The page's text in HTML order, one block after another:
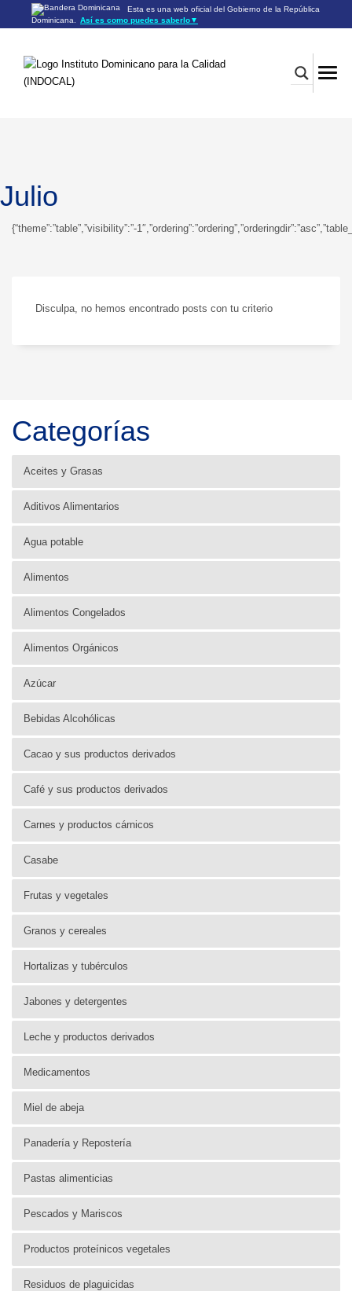
Esta es una web oficial del Gobierno de la República
Dominicana.
Así es como puedes saberlo▼
Los sitios web oficiales utilizan .gob.do o .gov.do
Los sitios web oficiales .gob.do o .gov.do seguros utilizan
HTTPS
Julio
{“theme”:”table”,”visibility”:”-
Disculpa, no hemos encontrado posts con tu criterio
Categorías
Aceites y Grasas
Aditivos Alimentarios
Agua potable
Alimentos
Alimentos Congelados
Alimentos Orgánicos
Azúcar
Bebidas Alcohólicas
Cacao y sus productos derivados
Café y sus productos derivados
Carnes y productos cárnicos
Casabe
Frutas y vegetales
Granos y cereales
Hortalizas y tubérculos
Jabones y detergentes
Leche y productos derivados
Medicamentos
Miel de abeja
Panadería y Repostería
Pastas alimenticias
Pescados y Mariscos
Productos proteínicos vegetales
Residuos de plaguicidas